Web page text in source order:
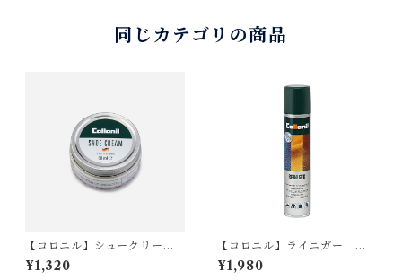
同じカテゴリの商品
【コロニル】シュークリー
ム・ブラック
¥1,320
【コロニル】ライニガー ス
プレー（油脂、皮脂、カビ取
り）
¥1,980